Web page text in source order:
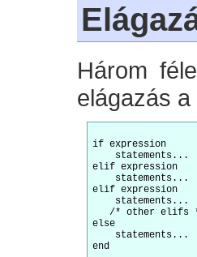
Három
elágazás
if expression
    statements...
elif expression
    statements...
elif expression
    statements...
/* other elifs
else
    statements...